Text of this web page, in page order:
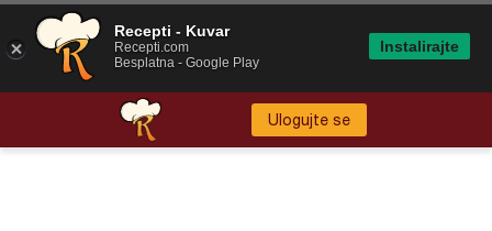
Ulogujte se
Recepti - Kuvar
Recepti.com
Besplatna - Google Play
Instalirajte